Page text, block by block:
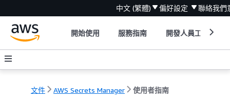
中文 (繁體) 偏好設定 聯絡我們
開始使用 服務指南 開發人員工具
文件 AWS Secrets Manager 使用者指南